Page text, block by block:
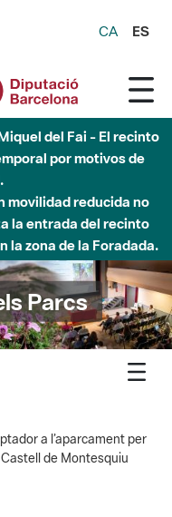
CA ES
Fluvial Besós -
Fluvial del Besòs debido
sobre el río
Parcs
a l’aparcament per
hi